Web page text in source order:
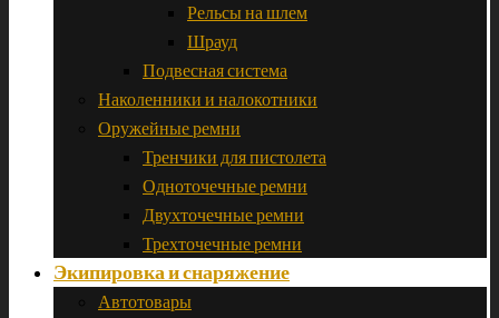
Рельсы на шлем
Шрауд
Подвесная система
Наколенники и налокотники
Оружейные ремни
Тренчики для пистолета
Одноточечные ремни
Двухточечные ремни
Трехточечные ремни
Экипировка и снаряжение
Автотовары